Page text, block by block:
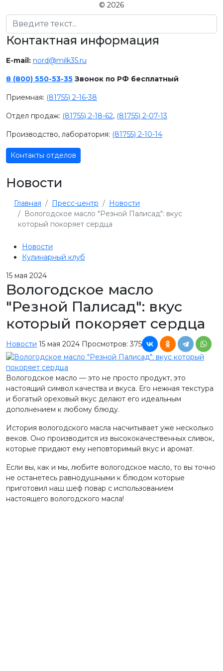
© 2026
Поиск
Контактная информация
E-mail: nord@milk35.ru
8 (800) 550-53-35 Звонок по РФ бесплатный
Приемная: (81755) 2-16-38
Отдел продаж: (81755) 2-18-62, (81755) 2-07-13
Производство, лаборатория: (81755) 2-10-14
Контакты отделов
Новости
Главная Пресс-центр
Новости
Вологодское масло "Резной Палисад": вкус
который покоряет сердца
Новости
Кулинарный клуб
15 мая 2024
Вологодское масло
"Резной Палисад": вкус
который покоряет сердца
Новости 15 мая 2024 Просмотров: 375
Вологодское масло — это не просто продукт, это
настоящий символ качества и вкуса. Его нежная текстура
и богатый ореховый вкус делают его идеальным
дополнением к любому блюду.
История вологодского масла насчитывает уже несколько
веков. Оно производится из высококачественных сливок,
которые придают ему неповторимый вкус и аромат.
Если вы, как и мы, любите вологодское масло, то вы точно
не останетесь равнодушными к блюдом которые
приготовил наш шеф повар с использованием
настоящего вологодского масла!